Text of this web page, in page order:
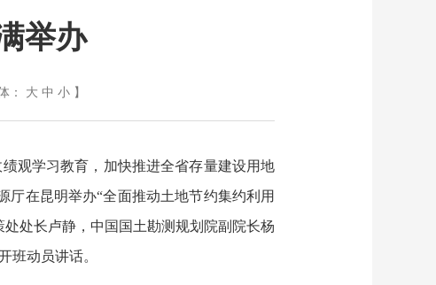
举办
： 大 中 小】
观学习教育，加快推进全省存量建设用地
在昆明举办“全面推动土地节约集约利用
处长卢静，中国国土勘测规划院副院长杨
班动员讲话。